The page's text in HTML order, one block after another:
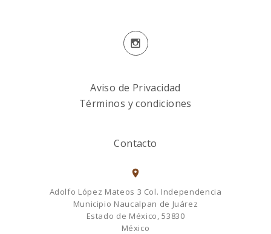
Aviso de Privacidad
Términos y condiciones
Contacto
Adolfo López Mateos 3 Col. Independencia
Municipio Naucalpan de Juárez
Estado de México, 53830
México